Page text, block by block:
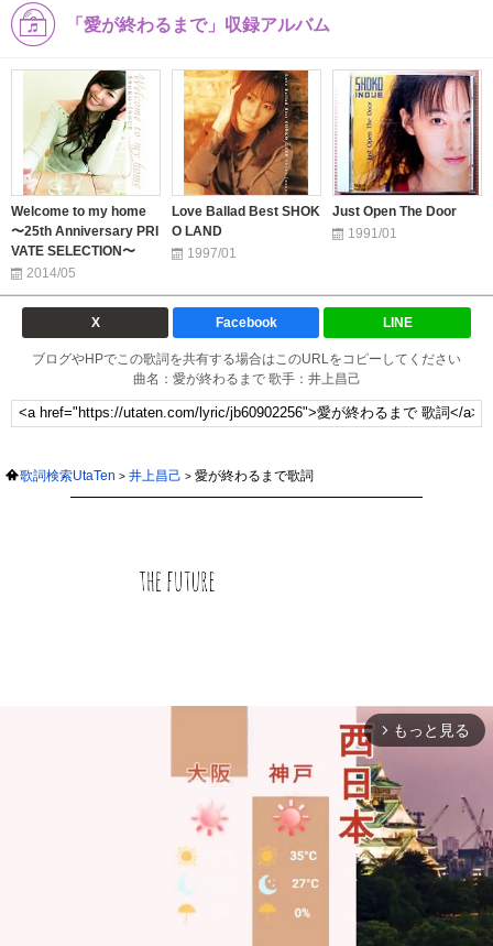
「愛が終わるまで」収録アルバム
Welcome to my home
〜25th Anniversary PRI
VATE SELECTION〜
2014/05
Love Ballad Best SHOK
O LAND
1997/01
Just Open The Door
1991/01
X Facebook LINE
ブログやHPでこの歌詞を共有する場合はこのURLをコピーしてください
曲名：愛が終わるまで 歌手：井上昌己
歌詞検索UtaTen 井上昌己 愛が終わるまで歌詞
arrow_forward_ios もっと見る